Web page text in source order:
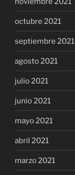
octubre 2021
septiembre 2021
agosto 2021
julio 2021
junio 2021
mayo 2021
abril 2021
marzo 2021